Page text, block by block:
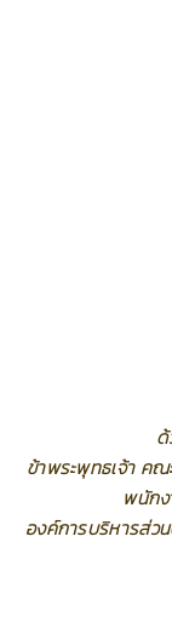
ด้
ข้าพระพุทธเจ้า ค
พนัก
องค์การบริหารส่ว